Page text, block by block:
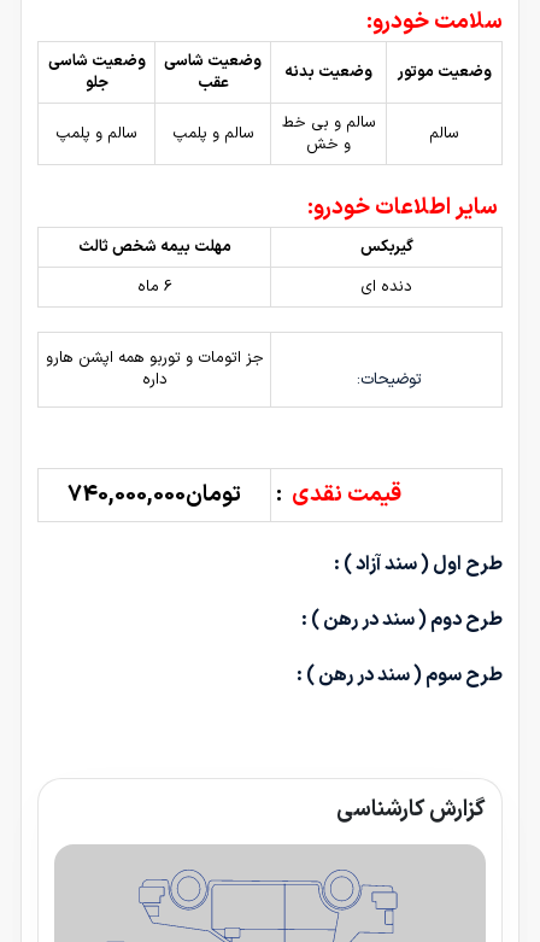
سلامت خودرو:
وضعیت موتور وضعیت بدنه
وضعیت شاسی
عقب
وضعیت شاسی
جلو
سالم
سالم و بی خط
و خش
سالم و پلمپ سالم و پلمپ
سایر اطلاعات خودرو:
گیربکس
مهلت بیمه شخص ثالث
دنده ای
6 ماه
توضیحات:
جز اتومات و توربو همه اپشن هارو
داره
قیمت نقدی : تومان740,000,000
طرح اول ( سند آزاد ) :
طرح دوم ( سند در رهن ) :
طرح سوم ( سند در رهن ) :
گزارش کارشناسی